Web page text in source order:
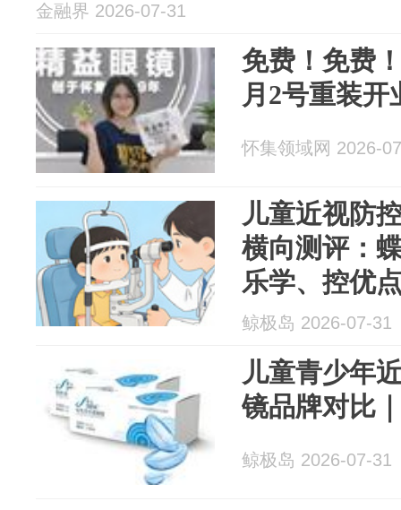
金融界 2026-07-31
免费！免费
月2号重装开
怀集领域网 2026-
儿童近视防
横向测评：
乐学、控优
鲸极岛 2026-07-31
儿童青少年
镜品牌对比
鲸极岛 2026-07-31